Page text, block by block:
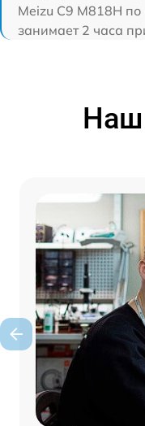
Meizu C9 M818H
занимает 2 часа